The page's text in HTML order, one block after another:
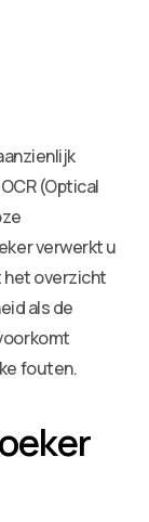
(Optical
verwerkt u
het overzicht
als de
fouten.